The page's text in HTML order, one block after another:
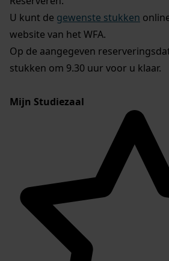
U kunt de gewenste stukken
website van het WFA.
Op de aangegeven
stukken om 9.30 uur voor u klaar.
Mijn Studiezaal